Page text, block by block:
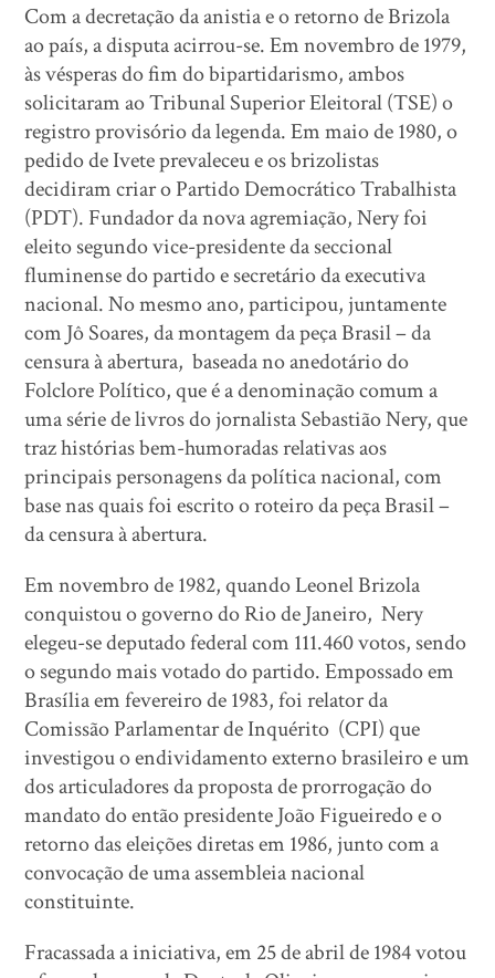
Com a decretação da anistia e o retorno de Brizola
ao país, a disputa acirrou-se. Em no­vembro de 1979,
às vésperas do fim do bipartidarismo, ambos
solicitaram ao Tribunal Superior Eleitoral (TSE) o
registro provisório da legenda. Em maio de 1980, o
pedido de Ivete prevaleceu e os brizolistas
decidiram criar o Partido Democrático Trabalhista
(PDT). Fun­dador da nova agremiação, Nery foi
eleito segundo vice-presidente da seccional
fluminense do partido e secretário da executiva
nacional. No mesmo ano, participou, juntamente
com Jô Soares, da montagem da peça Brasil – da
censura à abertura, baseada no anedotário do
Folclore Político, que é a denominação comum a
uma série de livros do jornalista Sebastião Nery, que
traz histórias bem-humoradas relativas aos
principais personagens da política nacional, com
base nas quais foi escrito o roteiro da peça Brasil –
da censura à abertura.
Em novembro de 1982, quando Leonel Brizola
conquistou o governo do Rio de Janeiro, Nery
elegeu-se deputado federal com 111.460 votos, sendo
o segundo mais votado do partido. Empossado em
Brasília em fevereiro de 1983, foi relator da
Comissão Parlamentar de Inquérito (CPI) que
investigou o endividamento externo brasileiro e um
dos articuladores da proposta de prorrogação do
mandato do então presidente João Figueiredo e o
retorno das eleições diretas em 1986, junto com a
convocação de uma assembleia nacional
constituinte.
Fracassada a iniciativa, em 25 de abril de 1984 votou